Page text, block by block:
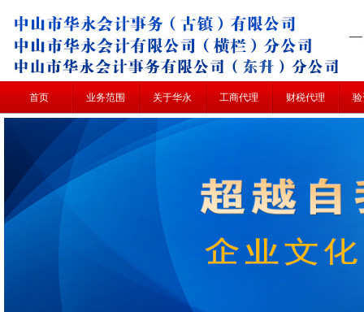
首页 业务范围 关于华永 工商代理 财税代理
1、工商注册、变更、年审、注销
2、代办进出口经营权
3、办理出口退税